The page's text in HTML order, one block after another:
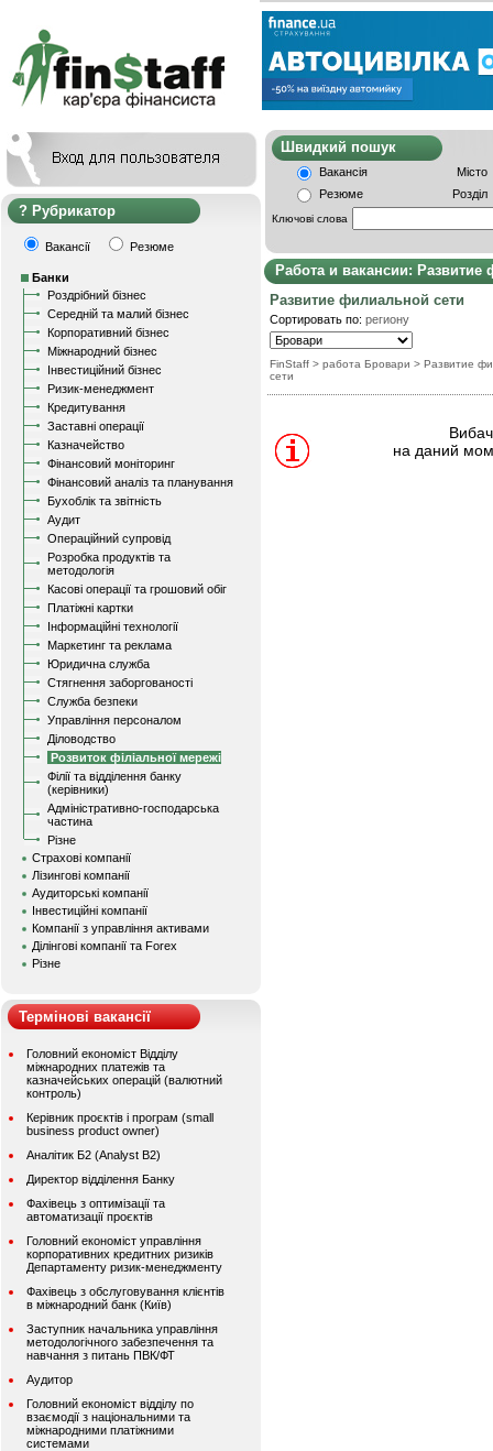
Рубрикатор
Вакансії Резюме
Банки
Роздрібний бізнес
Середній та малий бізнес
Корпоративний бізнес
Міжнародний бізнес
Інвестиційний бізнес
Ризик-менеджмент
Кредитування
Заставні операції
Казначейство
Фінансовий моніторинг
Фінансовий аналіз та планування
Бухоблік та звітність
Аудит
Операційний супровід
Розробка продуктів та
методологія
Касові операції та грошовий обіг
Платіжні картки
Інформаційні технології
Маркетинг та реклама
Юридична служба
Стягнення заборгованості
Служба безпеки
Управління персоналом
Діловодство
Розвиток філіальної мережі
Філії та відділення банку
(керівники)
Адміністративно-господарська
частина
Різне
Страхові компанії
Лізингові компанії
Аудиторські компанії
Інвестиційні компанії
Компанії з управління активами
Ділінгові компанії та Forex
Різне
Термінові вакансії
Головний економіст Відділу
міжнародних платежів та
казначейських операцій (валютний
контроль)
Керівник проєктів і програм (small
business product owner)
Аналітик Б2 (Analyst B2)
Директор відділення Банку
Фахівець з оптимізації та
автоматизації проєктів
Головний економіст управління
корпоративних кредитних ризиків
Департаменту ризик-менеджменту
Фахівець з обслуговування клієнтів
в міжнародний банк (Київ)
Заступник начальника управління
методологічного забезпечення та
навчання з питань ПВК/ФТ
Аудитор
Головний економіст відділу по
взаємодії з національними та
міжнародними платіжними
системами
Швидкий
Вакансія
Місто
Резюме
Розділ
Ключові слова
Работа и вакансии: Развитие
Развитие филиальной сети
Сортировать по: региону
FinStaff > работа Бровари > Развитие
сети
на даний